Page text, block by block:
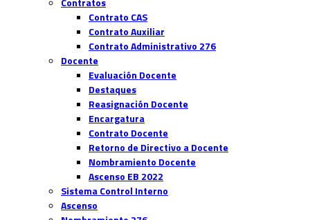
Contrato CAS
Contrato Auxiliar
Contrato Administrativo 276
Docente
Evaluación Docente
Destaques
Reasignación Docente
Encargatura
Contrato Docente
Retorno de Directivo a Docente
Nombramiento Docente
Ascenso EB 2022
Sistema Control Interno
Ascenso